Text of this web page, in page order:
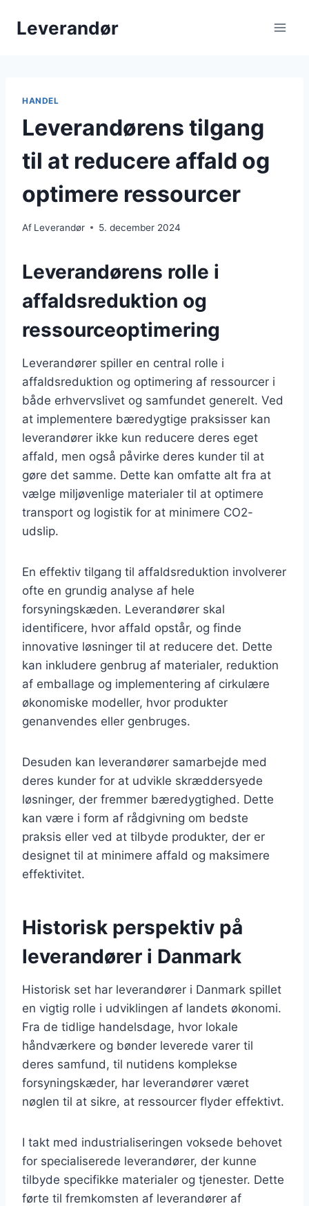
Leverandør
HANDEL
Leverandørens tilgang
til at reducere affald og
optimere ressourcer
Af Leverandør 5. december 2024
Leverandørens rolle i
affaldsreduktion og
ressourceoptimering
Leverandører spiller en central rolle i
affaldsreduktion og optimering af ressourcer i
både erhvervslivet og samfundet generelt. Ved
at implementere bæredygtige praksisser kan
leverandører ikke kun reducere deres eget
affald, men også påvirke deres kunder til at
gøre det samme. Dette kan omfatte alt fra at
vælge miljøvenlige materialer til at optimere
transport og logistik for at minimere CO2-
udslip.
En effektiv tilgang til affaldsreduktion involverer
ofte en grundig analyse af hele
forsyningskæden. Leverandører skal
identificere, hvor affald opstår, og finde
innovative løsninger til at reducere det. Dette
kan inkludere genbrug af materialer, reduktion
af emballage og implementering af cirkulære
økonomiske modeller, hvor produkter
genanvendes eller genbruges.
Desuden kan leverandører samarbejde med
deres kunder for at udvikle skræddersyede
løsninger, der fremmer bæredygtighed. Dette
kan være i form af rådgivning om bedste
praksis eller ved at tilbyde produkter, der er
designet til at minimere affald og maksimere
effektivitet.
Historisk perspektiv på
leverandører i Danmark
Historisk set har leverandører i Danmark spillet
en vigtig rolle i udviklingen af landets økonomi.
Fra de tidlige handelsdage, hvor lokale
håndværkere og bønder leverede varer til
deres samfund, til nutidens komplekse
forsyningskæder, har leverandører været
nøglen til at sikre, at ressourcer flyder effektivt.
I takt med industrialiseringen voksede behovet
for specialiserede leverandører, der kunne
tilbyde specifikke materialer og tjenester. Dette
førte til fremkomsten af leverandører af